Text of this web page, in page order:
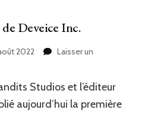
Deveice Inc.
2022
Laisser un
Studios‎‎ et l’éditeur
aujourd’hui la première